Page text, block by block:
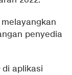
penyedia
di aplikasi